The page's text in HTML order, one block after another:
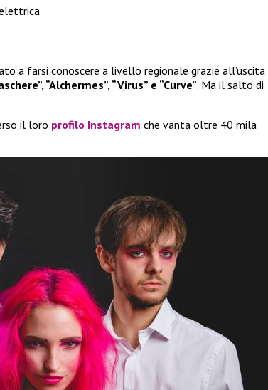
a farsi conoscere a livello regionale grazie all’uscita
“Alchermes”, “Virus” e “Curve”. Ma il salto di
il loro profilo Instagram che vanta oltre 40 mila